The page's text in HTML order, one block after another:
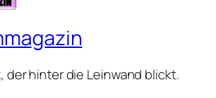
der hinter die Leinwand blickt.